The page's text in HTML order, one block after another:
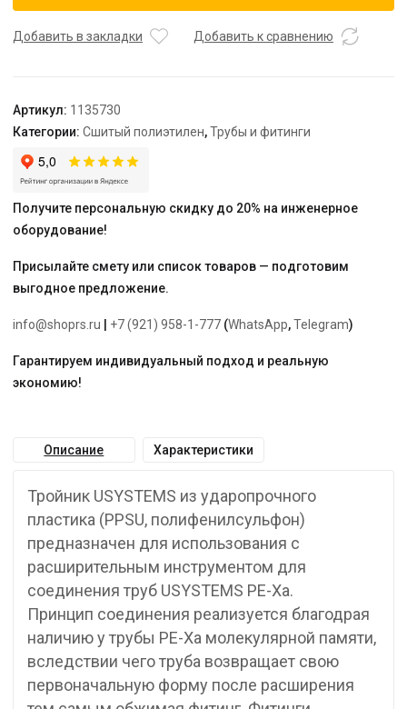
PPSU
Xa
20-
25-
20
Добавить в закладки Добавить к сравнению
Артикул: 1135730
Категории: Сшитый полиэтилен,Трубы и фитинги
Получите персональную скидку до 20% на инженерное
оборудование!
Присылайте смету или список товаров — подготовим
выгодное предложение.
info@shoprs.ru +7 (921) 958-1-777 (WhatsApp,Telegram)
Гарантируем индивидуальный подход и реальную
экономию!
Описание Характеристики
Тройник USYSTEMS из ударопрочного
пластика (PPSU, полифенилсульфон)
предназначен для использования с
расширительным инструментом для
соединения труб USYSTEMS PE-Xa.
Принцип соединения реализуется благодрая
наличию у трубы PE-Xa молекулярной памяти,
вследствии чего труба возвращает свою
первоначальную форму после расширения